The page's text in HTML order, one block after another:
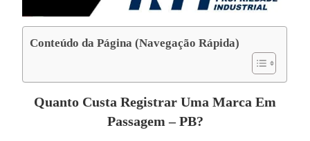
Conteúdo da Página (Navegação Rápida)
Quanto Custa Registrar Uma Marca Em
Passagem – PB?